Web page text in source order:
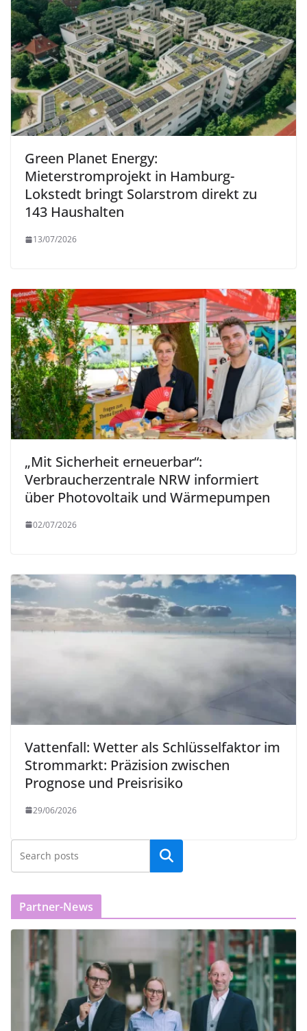
Green Planet Energy:
Mieterstromprojekt in Hamburg-
Lokstedt bringt Solarstrom direkt zu
143 Haushalten
13/07/2026
„Mit Sicherheit erneuerbar“:
Verbraucherzentrale NRW informiert
über Photovoltaik und Wärmepumpen
02/07/2026
Vattenfall: Wetter als Schlüsselfaktor im
Strommarkt: Präzision zwischen
Prognose und Preisrisiko
29/06/2026
Partner-News